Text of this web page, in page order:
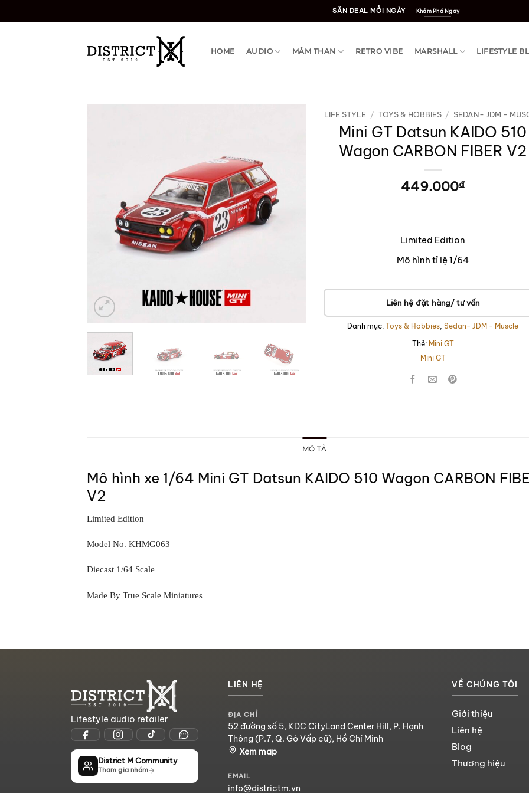
qua
SĂN DEAL MỖI NGÀY Khám Phá Ngay
HOME AUDIO MÂM THAN RETRO VIBE MARSHALL LIFESTYLE
LIFE STYLE / TOYS & HOBBIES / SEDAN- JDM -
Mini GT Datsun KAIDO 510
Wagon CARBON FIBER V2
449.000₫
Limited Edition
Mô hình tỉ lệ 1/64
Liên hệ đặt hàng/ tư vấn
Danh mục:Toys & Hobbies,Sedan- JDM - Muscle
Thẻ: Mini GT
Mini GT
MÔ TẢ
Mô hình xe 1/64 Mini GT Datsun KAIDO 510 Wagon CARBON
V2
Limited Edition
Model No. KHMG063
Diecast 1/64 Scale
Made By True Scale Miniatures
Lifestyle audio retailer
District M Community
Tham gia nhóm
LIÊN HỆ
ĐỊA CHỈ
52 đường số 5, KDC CityLand Center Hill, P. Hạnh
Thông (P.7, Q. Gò Vấp cũ), Hồ Chí Minh
Xem map
EMAIL
info@districtm.vn
VỀ CHÚNG TÔI
Giới thiệu
Liên hệ
Blog
Thương hiệu